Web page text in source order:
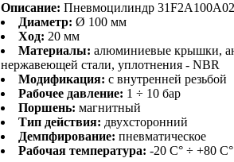
Описание: Пневмоцилиндр
Диаметр: Ø 100 мм
Ход: 20 мм
Материалы: алюминиевые крышки,
нержавеющей стали, уплотнения - NBR
Модификация: с внутренней резьбой
Рабочее давление: 1 ÷ 10 бар
Поршень: магнитный
Тип действия: двухсторонний
Демпфирование: пневматическое
Рабочая температура: -20 С° ÷ +80 С°